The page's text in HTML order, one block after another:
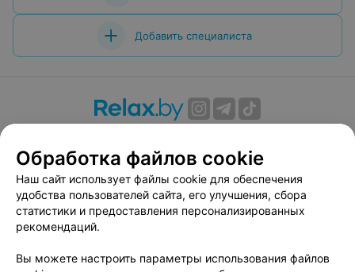
Добавить специалиста
Вакансии
Публичный договор
Способы оплаты
Публичный договор по использованию сервиса
«Афиша»
Пользовательское соглашение
Связаться по вопросам сотрудничества
Обработка файлов cookie
Наш сайт использует файлы cookie для обеспечения
удобства пользователей сайта, его улучшения, сбора
статистики и предоставления персонализированных
рекомендаций.
Вы можете настроить параметры использования файлов